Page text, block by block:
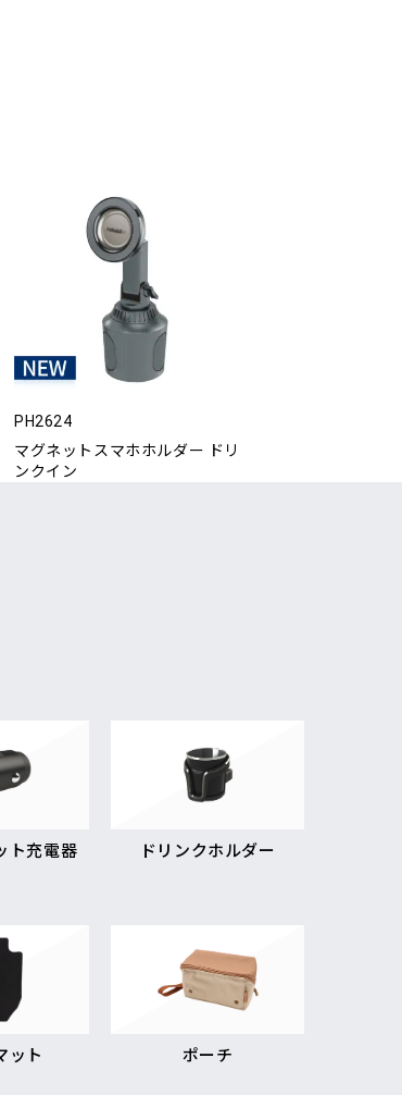
PH2624
マグネットスマホホルダー ドリ
ンクイン
ト充電器 ドリンクホルダー
ット ポーチ